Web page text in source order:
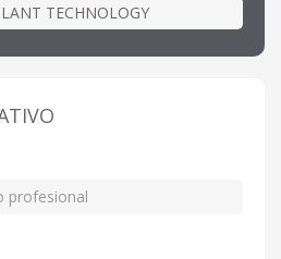
TECHNOLOGY